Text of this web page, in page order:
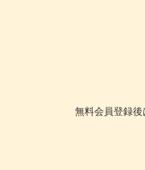
無料会員登録後